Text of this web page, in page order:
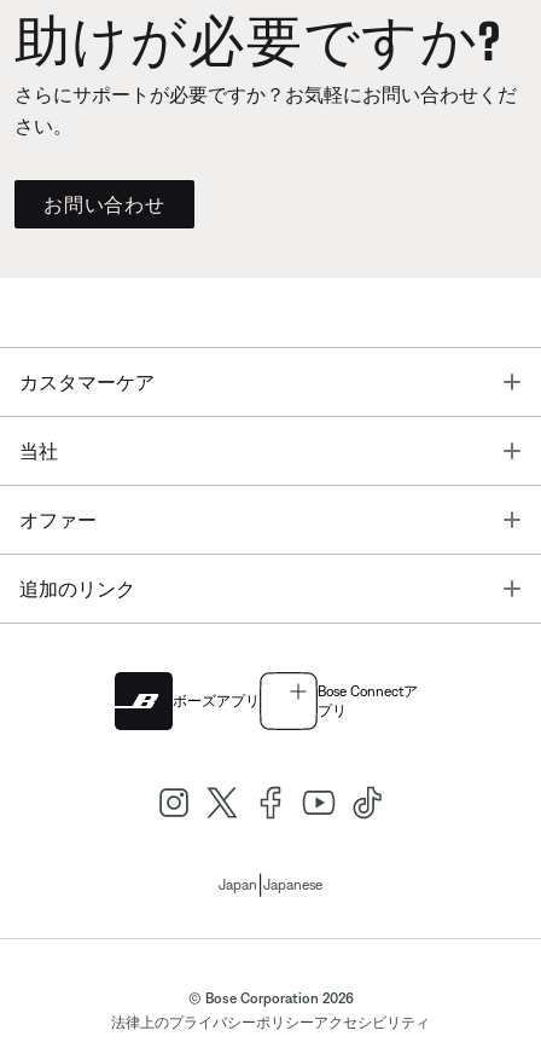
助けが必要ですか?
さらにサポートが必要ですか？お気軽にお問い合わせくだ
さい。
お問い合わせ
カスタマーケア
当社
オファー
追加のリンク
ボーズアプリ
Bose Connectア
プリ
Japan Japanese
© Bose Corporation 2026
法律上のプライバシーポリシーアクセシビリティ